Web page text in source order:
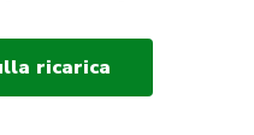
ricarica